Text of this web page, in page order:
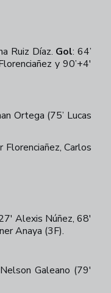
Ruiz Díaz. Gol: 64’
y 90’+4'
Ortega (75’ Lucas
Florenciañez, Carlos
Alexis Núñez, 68'
Anaya (3F).
Galeano (79'